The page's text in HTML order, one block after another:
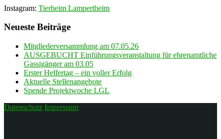
Instagram: Tierheim Lampertheim
Neueste Beiträge
Mitgliederversammlung am 07.05.26
AUSGEBUCHT Einführungsveranstaltung für ehrenamtliche
Gassigänger am 03.05
Erster Helfertag – ein voller Erfolg
Aktuelle Stellenangebote
Spende Projektwoche LGL
Datenschutz Impressum